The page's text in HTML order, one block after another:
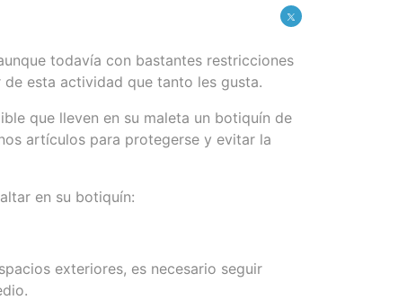
todavía con bastantes restricciones
esta actividad que tanto les gusta.
que lleven en su maleta un botiquín de
artículos para protegerse y evitar la
en su botiquín:
exteriores, es necesario seguir